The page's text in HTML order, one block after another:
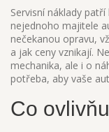
Servisní náklady
nejednoho majitele
nečekanou opravu,
a jak ceny vznikají.
mechanika, ale i o
potřeba, aby vaše
Co